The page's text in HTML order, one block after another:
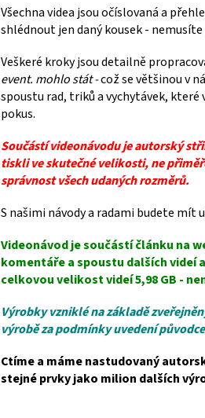
Všechna videa jsou očíslovaná a
shlédnout jen daný kousek -
Veškeré kroky jsou detailně
event. mohlo stát -což se většinou v
spoustu rad, triků a vychytávek, které
pokus.
Součástí videonávodu je autorský
tiskli ve skutečné velikosti, ne
správnost všech udaných rozměrů.
S našimi návody a radami budete
Videonávod je součástí článku na
komentáře a spoustu dalších videí
celkovou velikost videí 5,98 GB -
Výrobky vzniklé na základě
výrobě za podmínky uvedení
Ctíme a máme nastudovaný
stejné prvky jako milion dalších